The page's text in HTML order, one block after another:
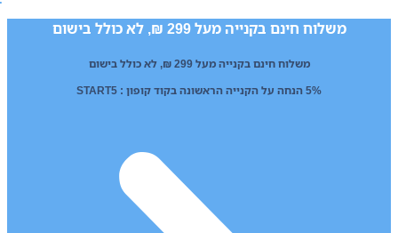
דלג
משלוח חינם בקנייה מעל 299 ₪, לא כולל בישום
משלוח חינם בקנייה מעל 299 ₪, לא כולל בישום
5% הנחה על הקנייה הראשונה בקוד קופון : START5